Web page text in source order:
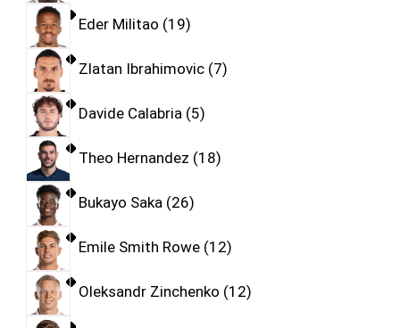
Eder Militao 19
Zlatan Ibrahimovic 7
Davide Calabria 5
Theo Hernandez 18
Bukayo Saka 26
Emile Smith Rowe 12
Oleksandr Zinchenko 12